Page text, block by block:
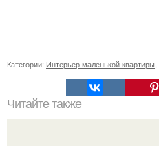
Категории: Интерьер маленькой квартиры
Читайте также